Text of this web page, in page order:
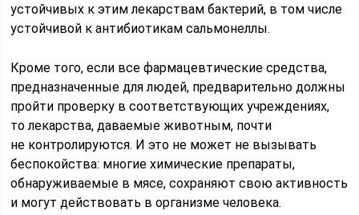
устойчивых к этим лекарствам бактерий, в том числе
устойчивой к антибиотикам сальмонеллы.
Кроме того, если все фармацевти­ческие средства,
предназначенные для людей, предварительно должны
пройти проверку в соответствующих учреждениях,
то лекарства, даваемые животным, почти
не контролируются. И это не может не вызывать
беспо­койства: многие химические препа­раты,
обнаруживаемые в мясе, сохра­няют свою активность
и могут действовать в организме человека.